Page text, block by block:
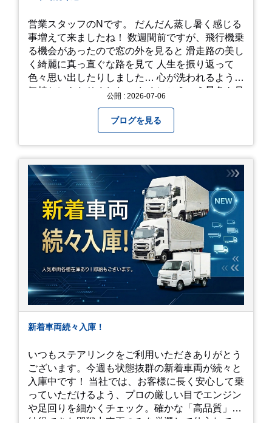
営業スタッフのNです。 だんだん蒸し暑く感じる
事増えて来ましたね！ 数週間前ですが、飛行機乗
る機会があったので窓の外を見ると 滑走路の美し
く綺麗に真っ直ぐな路を見て 人生を振り返って
色々思い出したりしました… 心が洗われるような
気持ちにもなりました。 たまにこういう景色も見
番になりますが皆様方くれぐれもご自愛ください
公開 : 2026-07-06
ブログを見る
新着車両続々入庫！
いつもステアリンクをご利用いただきありがとう
ございます。今週も状態抜群の新着車両が続々と
入庫中です！ 当社では、お客様に長く安心して乗
っていただけるよう、プロの厳しい目でエンジン
や足回りを細かくチェック。確かな「高品質」と